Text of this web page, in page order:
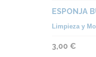
ESPONJA
Limpieza y
3,00 €